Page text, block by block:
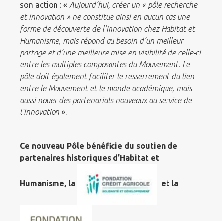
son action : « Aujourd’hui, créer un « pôle recherche
et innovation » ne constitue ainsi en aucun cas une
forme de découverte de l’innovation chez Habitat et
Humanisme, mais répond au besoin d’un meilleur
partage et d’une meilleure mise en visibilité de celle-ci
entre les multiples composantes du Mouvement. Le
pôle doit également faciliter le resserrement du lien
entre le Mouvement et le monde académique, mais
aussi nouer des partenariats nouveaux au service de
l’innovation ».
Ce nouveau Pôle bénéficie du soutien de
partenaires historiques d’Habitat et
Humanisme, la et la